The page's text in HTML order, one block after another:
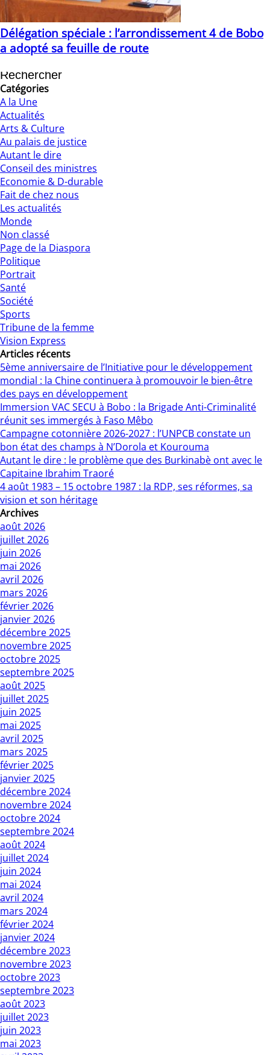
Délégation spéciale : l’arrondissement 4 de Bobo
a adopté sa feuille de route
Catégories
A la Une
Actualités
Arts & Culture
Au palais de justice
Autant le dire
Conseil des ministres
Economie & D-durable
Fait de chez nous
Les actualités
Monde
Non classé
Page de la Diaspora
Politique
Portrait
Santé
Société
Sports
Tribune de la femme
Vision Express
Articles récents
5ème anniversaire de l’Initiative pour le développement
mondial : la Chine continuera à promouvoir le bien-être
des pays en développement
Immersion VAC SECU à Bobo : la Brigade Anti-Criminalité
réunit ses immergés à Faso Mêbo
Campagne cotonnière 2026-2027 : l’UNPCB constate un
bon état des champs à N’Dorola et Kourouma
Autant le dire : le problème que des Burkinabè ont avec le
Capitaine Ibrahim Traoré
4 août 1983 – 15 octobre 1987 : la RDP, ses réformes, sa
vision et son héritage
Archives
août 2026
juillet 2026
juin 2026
mai 2026
avril 2026
mars 2026
février 2026
janvier 2026
décembre 2025
novembre 2025
octobre 2025
septembre 2025
août 2025
juillet 2025
juin 2025
mai 2025
avril 2025
mars 2025
février 2025
janvier 2025
décembre 2024
novembre 2024
octobre 2024
septembre 2024
août 2024
juillet 2024
juin 2024
mai 2024
avril 2024
mars 2024
février 2024
janvier 2024
décembre 2023
novembre 2023
octobre 2023
septembre 2023
août 2023
juillet 2023
juin 2023
mai 2023